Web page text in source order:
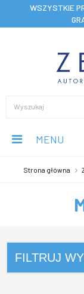
WSZYSTKIE
MENU
Strona główna
FILTRUJ